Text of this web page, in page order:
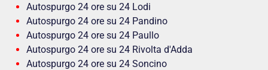
Autospurgo 24 ore su 24 Lodi
Autospurgo 24 ore su 24 Pandino
Autospurgo 24 ore su 24 Paullo
Autospurgo 24 ore su 24 Rivolta d'Adda
Autospurgo 24 ore su 24 Soncino